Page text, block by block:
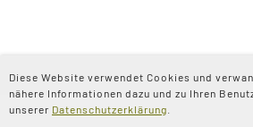
Diese Website verwendet Cookies und
nähere Informationen dazu und zu Ihren
unserer Datenschutzerklärung